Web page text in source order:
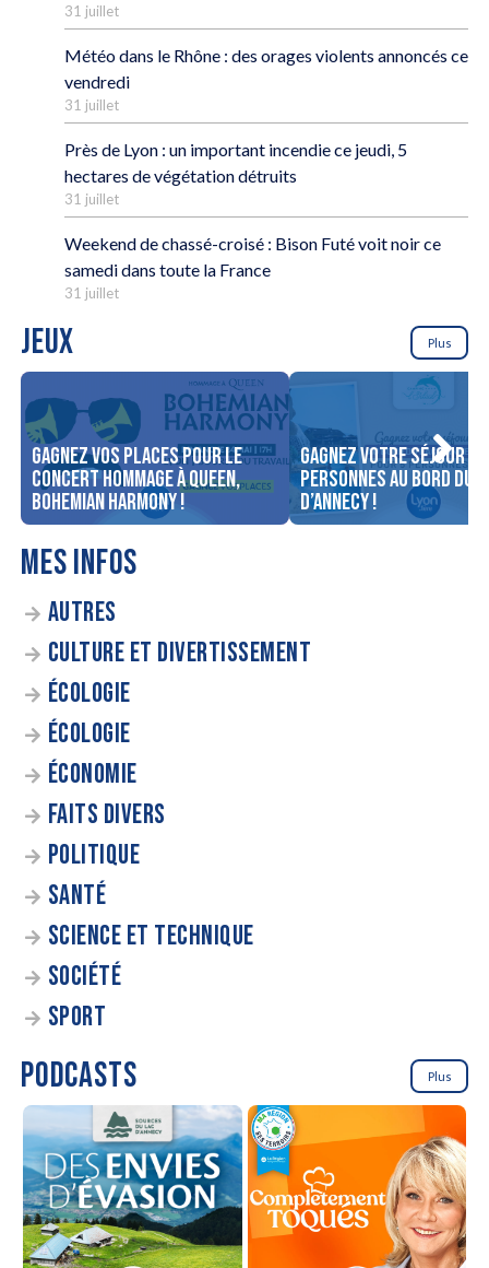
31 juillet
Météo dans le Rhône : des orages violents annoncés ce
vendredi
31 juillet
Près de Lyon : un important incendie ce jeudi, 5
hectares de végétation détruits
31 juillet
Weekend de chassé-croisé : Bison Futé voit noir ce
samedi dans toute la France
31 juillet
JEUX Plus
Gagnez vos places pour le
concert Hommage à Queen,
Bohemian Harmony !
Gagnez votre séjour
personnes au bord du
d’Annecy !
MES INFOS
AUTRES
CULTURE ET DIVERTISSEMENT
ÉCOLOGIE
ÉCOLOGIE
ÉCONOMIE
FAITS DIVERS
POLITIQUE
SANTÉ
SCIENCE ET TECHNIQUE
SOCIÉTÉ
SPORT
PODCASTS Plus